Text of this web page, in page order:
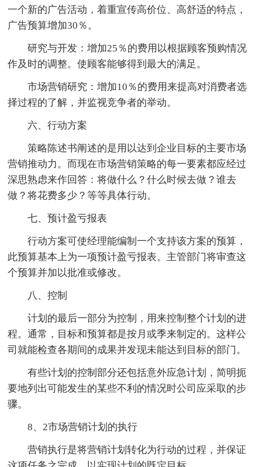
一个新的广告活动，着重宣传高价位、高舒适的特点，
广告预算增加30％。
研究与开发：增加25％的费用以根据顾客预购情况
作及时的调整。使顾客能够得到最大的满足。
市场营销研究：增加10％的费用来提高对消费者选
择过程的了解，并监视竞争者的举动。
六、行动方案
策略陈述书阐述的是用以达到企业目标的主要市场
营销推动力。而现在市场营销策略的每一要素都应经过
深思熟虑来作回答：将做什么？什么时候去做？谁去
做？将花费多少？等等具体行动。
七、预计盈亏报表
行动方案可使经理能编制一个支持该方案的预算，
此预算基本上为一项预计盈亏报表。主管部门将审查这
个预算并加以批准或修改。
八、控制
计划的最后一部分为控制，用来控制整个计划的进
程。通常，目标和预算都是按月或季来制定的。这样公
司就能检查各期间的成果并发现未能达到目标的部门。
有些计划的控制部分还包括意外应急计划，简明扼
要地列出可能发生的某些不利的情况时公司应采取的步
骤。
8、2市场营销计划的执行
营销执行是将营销计划转化为行动的过程，并保证